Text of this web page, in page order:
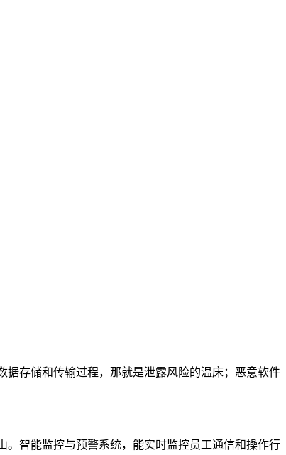
存储和传输过程，那就是泄露风险的温床；恶意软件
智能监控与预警系统，能实时监控员工通信和操作行